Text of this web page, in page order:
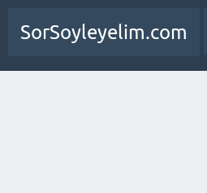
SorSoyleyelim.com